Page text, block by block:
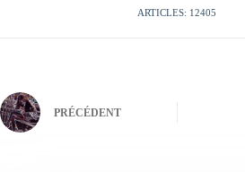
ARTICLES: 12405
PRÉCÉDENT